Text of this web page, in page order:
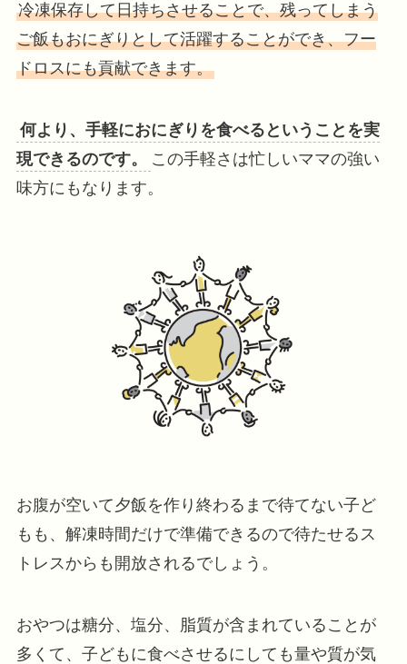
冷凍保存して日持ちさせることで、残ってしまう
ご飯もおにぎりとして活躍することができ、フー
ドロスにも貢献できます。
何より、手軽におにぎりを食べるということを実
現できるのです。
この手軽さは忙しいママの強い
味方にもなります。
お腹が空いて夕飯を作り終わるまで待てない子ど
もも、解凍時間だけで準備できるので待たせるス
トレスからも開放されるでしょう。
おやつは糖分、塩分、脂質が含まれていることが
多くて、子どもに食べさせるにしても量や質が気